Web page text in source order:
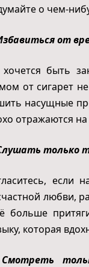
о чем-
от
быть
от сигарет
насущные
отражаются
только
любви,
больше
которая